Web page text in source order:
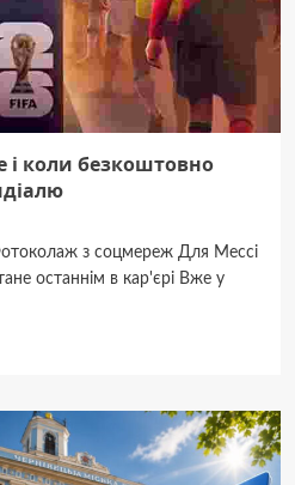
і коли безкоштовно
з соцмереж Для Мессі
останнім в кар'єрі Вже у